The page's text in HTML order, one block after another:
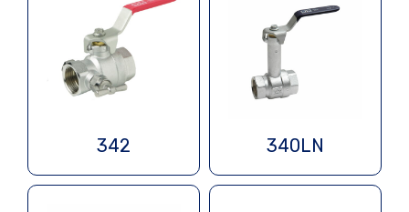
342 340LN